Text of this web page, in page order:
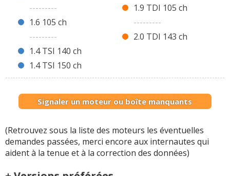
---------
1.6 105 ch
---------
1.4 TSI 140 ch
1.4 TSI 150 ch
1.9 TDI 105 ch
---------
2.0 TDI 143 ch
Signaler un moteur ou boîte manquants
(Retrouvez sous la liste des moteurs les éventuelles
demandes passées, merci encore aux internautes qui
aident à la tenue et à la correction des données)